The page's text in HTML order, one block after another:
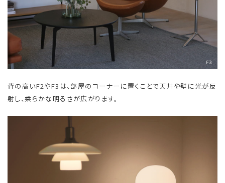
背の高いF2やF3は、部屋のコーナーに置くことで天井や壁に光が反
射し、柔らかな明るさが広がります。